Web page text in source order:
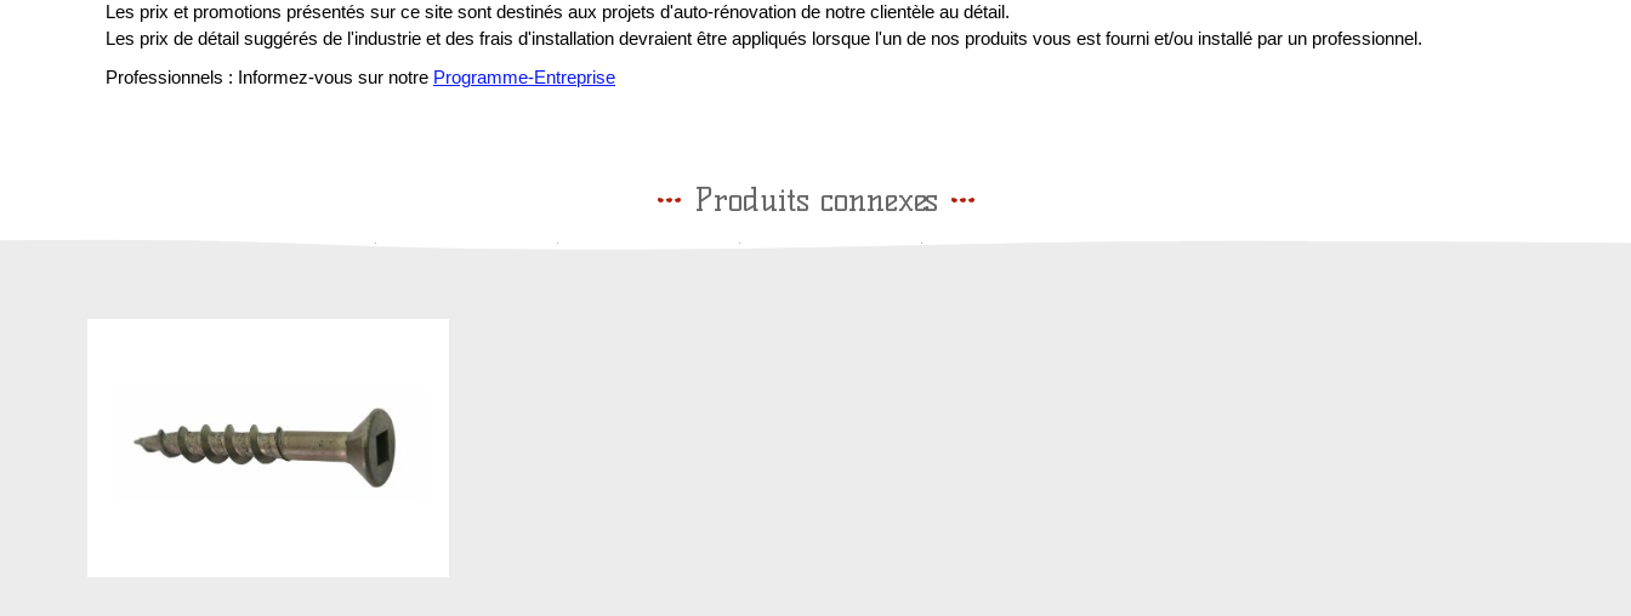
Les prix et promotions présentés sur ce site sont destinés aux projets d'auto-rénovation de notre clientèle au détail.
Les prix de détail suggérés de l'industrie et des frais d'installation devraient être appliqués lorsque l'un de nos produits vous est fourni et/ou installé par un professionnel.
Professionnels : Informez-vous sur notre Programme-Entreprise
Produits connexes